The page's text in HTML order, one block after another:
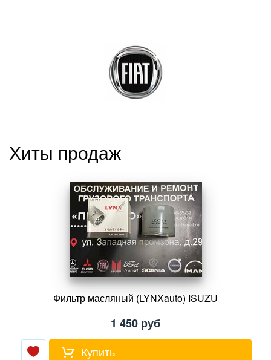
Хиты продаж
Фильтр масляный (LYNXauto) ISUZU
1 450 руб
Купить